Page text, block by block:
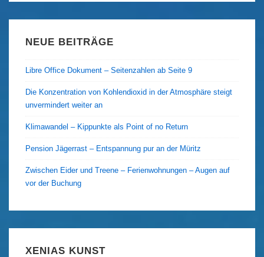
NEUE BEITRÄGE
Libre Office Dokument – Seitenzahlen ab Seite 9
Die Konzentration von Kohlendioxid in der Atmosphäre steigt
unvermindert weiter an
Klimawandel – Kippunkte als Point of no Return
Pension Jägerrast – Entspannung pur an der Müritz
Zwischen Eider und Treene – Ferienwohnungen – Augen auf
vor der Buchung
XENIAS KUNST